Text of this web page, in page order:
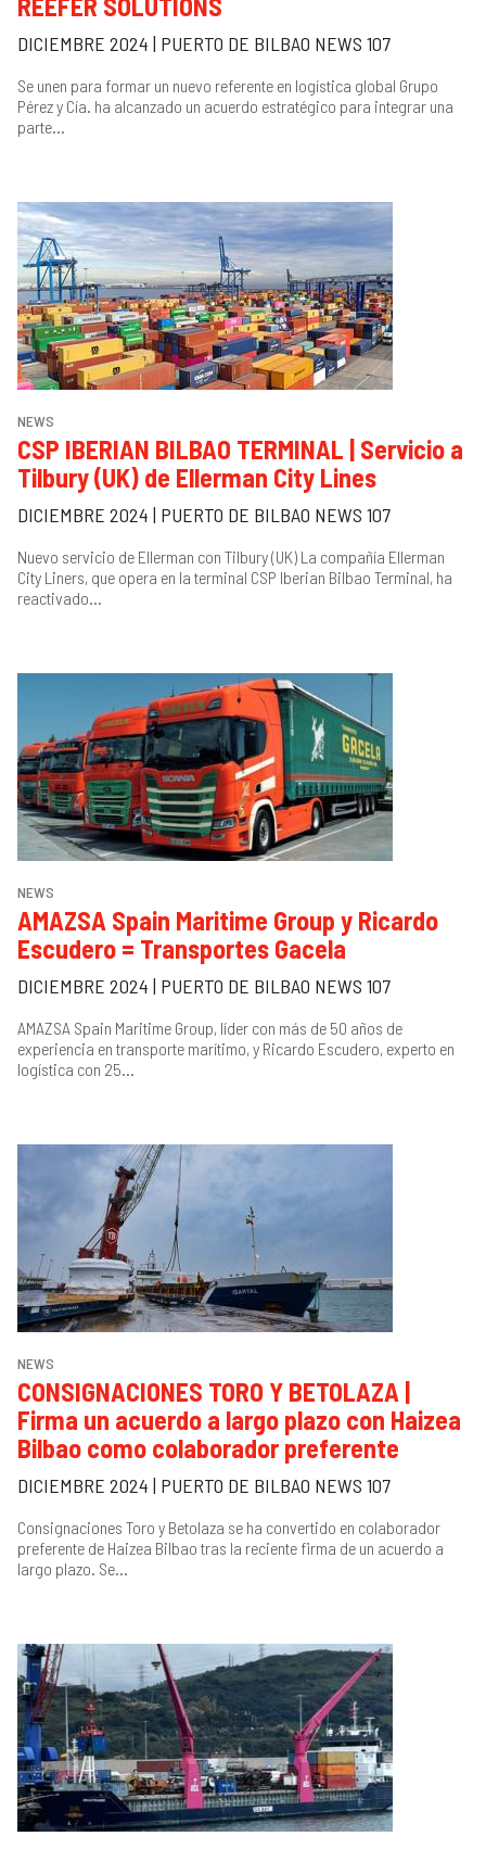
DICIEMBRE 2024 | PUERTO DE BILBAO NEWS 107
Se unen para formar un nuevo referente en logística global Grupo
Pérez y Cía. ha alcanzado un acuerdo estratégico para integrar una
parte...
NEWS
CSP IBERIAN BILBAO TERMINAL | Servicio a
Tilbury (UK) de Ellerman City Lines
DICIEMBRE 2024 | PUERTO DE BILBAO NEWS 107
Nuevo servicio de Ellerman con Tilbury (UK) La compañía Ellerman
City Liners, que opera en la terminal CSP Iberian Bilbao Terminal, ha
reactivado...
NEWS
AMAZSA Spain Maritime Group y Ricardo
Escudero = Transportes Gacela
DICIEMBRE 2024 | PUERTO DE BILBAO NEWS 107
AMAZSA Spain Maritime Group, líder con más de 50 años de
experiencia en transporte marítimo, y Ricardo Escudero, experto en
logística con 25...
NEWS
CONSIGNACIONES TORO Y BETOLAZA |
Firma un acuerdo a largo plazo con Haizea
Bilbao como colaborador preferente
DICIEMBRE 2024 | PUERTO DE BILBAO NEWS 107
Consignaciones Toro y Betolaza se ha convertido en colaborador
preferente de Haizea Bilbao tras la reciente firma de un acuerdo a
largo plazo. Se...